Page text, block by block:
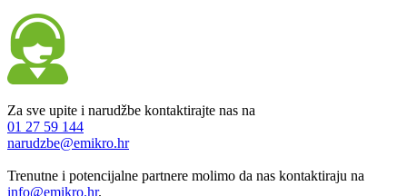
Za sve upite i narudžbe kontaktirajte nas na
01 27 59 144
narudzbe@emikro.hr
Trenutne i potencijalne partnere molimo da nas kontaktiraju na
info@emikro.hr.